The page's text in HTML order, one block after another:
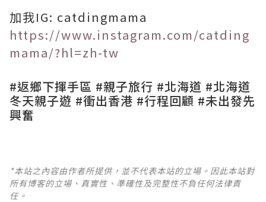
加我IG: catdingmama
https://www.instagram.com/catding
mama/?hl=zh-tw
#返鄉下揮手區 #親子旅行 #北海道 #北海道
冬天親子遊 #衝出香港 #行程回顧 #未出發先
興奮
*本站之內容由作者所提供，並不代表本站的立場。因此本站對
所有博客的立場、真實性、準確性及完整性不負任何法律責
任。